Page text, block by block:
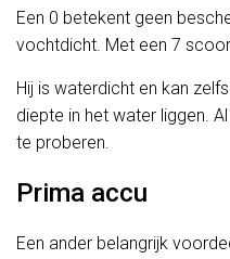
Een 0 betekent geen
vochtdicht. Met een 7
Hij is waterdicht en kan
diepte in het water liggen.
te proberen.
Prima accu
Een ander belangrijk